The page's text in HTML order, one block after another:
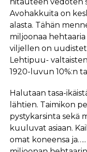
Avohakkuita on
alasta. Tähän
miljoonaa hehtaaria
viljellen on
Lehtipuu-
1920-luvun 10%:n
Halutaan tasa-
lähtien. Taimikon
pystykarsinta sekä
kuuluvat asiaan.
omat koneensa